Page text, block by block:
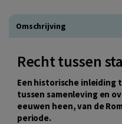
Omschrijving
Recht tussen
Een historische
tussen samenleving en
eeuwen heen, van de
periode.